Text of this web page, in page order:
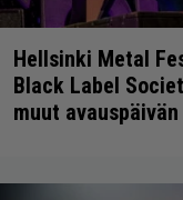
Hellsinki Metal
Black Label
muut